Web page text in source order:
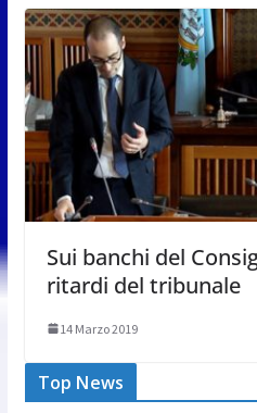
Sui banchi del
ritardi del tribunale
14 Marzo 2019
Top News